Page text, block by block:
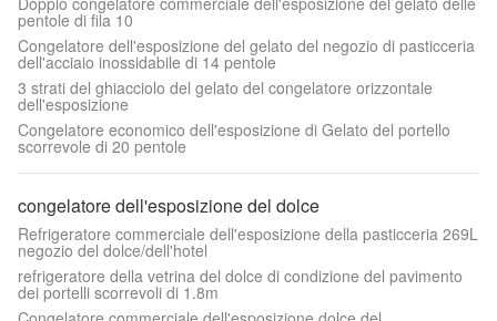
pentole di fila 10
Congelatore dell'esposizione del gelato del negozio di pasticceria
dell'acciaio inossidabile di 14 pentole
3 strati del ghiacciolo del gelato del congelatore orizzontale
dell'esposizione
Congelatore economico dell'esposizione di Gelato del portello
scorrevole di 20 pentole
congelatore dell'esposizione del dolce
Refrigeratore commerciale dell'esposizione della pasticceria 269L
negozio del dolce/dell'hotel
refrigeratore della vetrina del dolce di condizione del pavimento
dei portelli scorrevoli di 1.8m